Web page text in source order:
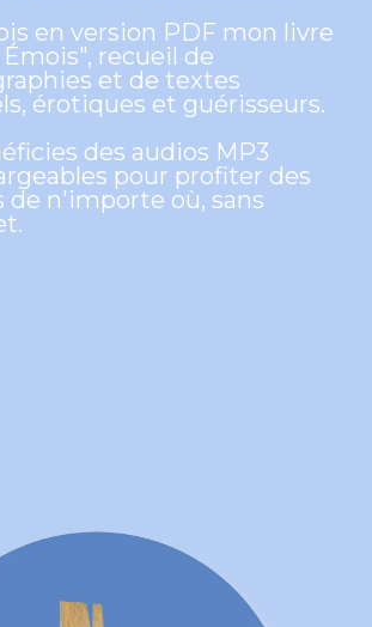
en version PDF mon livre
Émois", recueil de
et de textes
érotiques et guérisseurs.
des audios MP3
pour profiter des
de n'importe où, sans